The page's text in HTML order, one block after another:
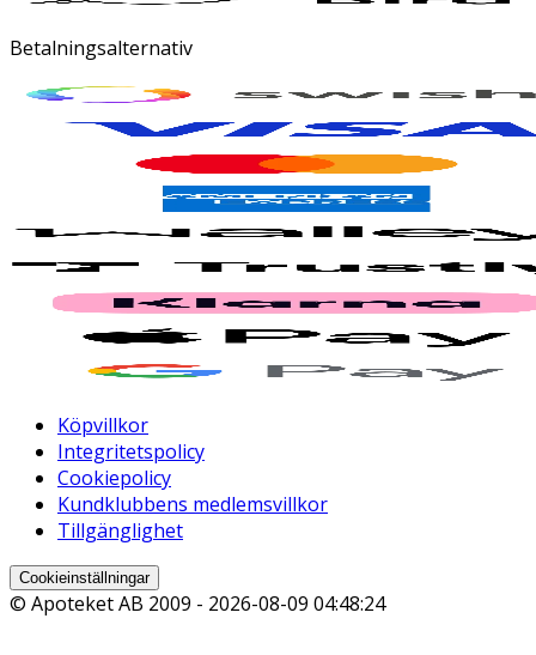
Betalningsalternativ
Köpvillkor
Integritetspolicy
Cookiepolicy
Kundklubbens medlemsvillkor
Tillgänglighet
Cookieinställningar
© Apoteket AB 2009 - 2026-08-09 04:48:24